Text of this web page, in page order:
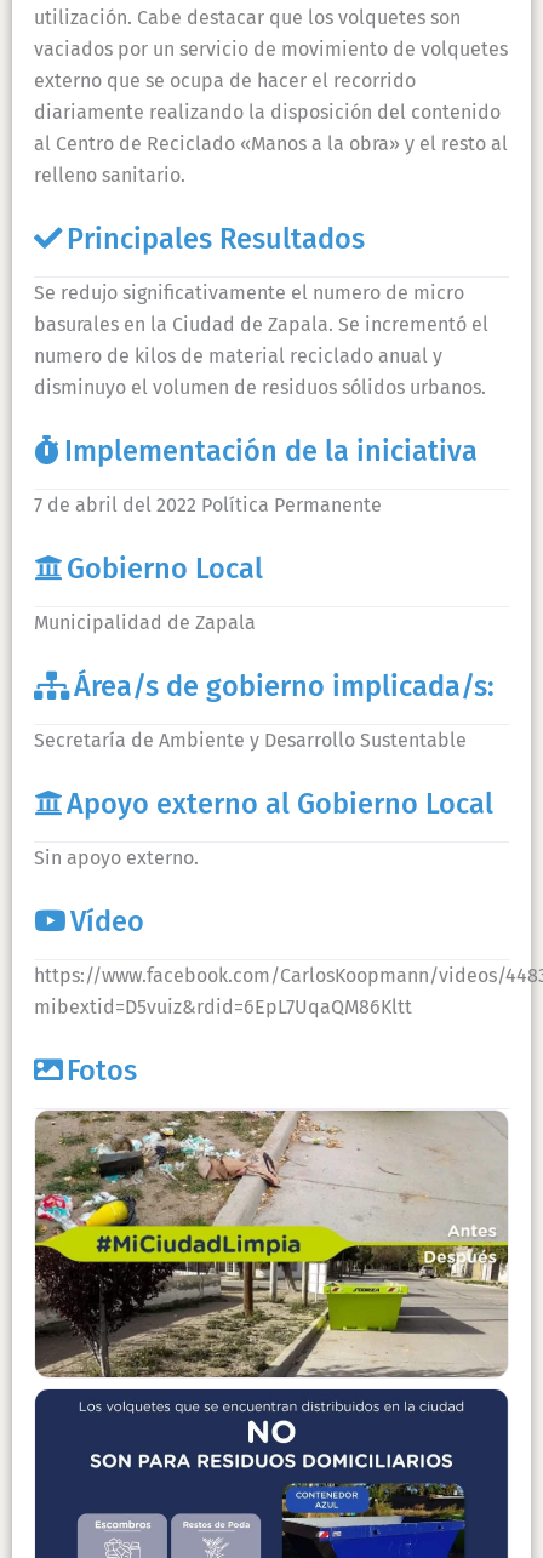
utilización. Cabe destacar que los volquetes son
vaciados por un servicio de movimiento de volquetes
externo que se ocupa de hacer el recorrido
diariamente realizando la disposición del contenido
al Centro de Reciclado «Manos a la obra» y el resto al
relleno sanitario.
Principales Resultados
Se redujo significativamente el numero de micro
basurales en la Ciudad de Zapala. Se incrementó el
numero de kilos de material reciclado anual y
disminuyo el volumen de residuos sólidos urbanos.
Implementación de la iniciativa
7 de abril del 2022 Política Permanente
Gobierno Local
Municipalidad de Zapala
Área/s de gobierno implicada/s:
Secretaría de Ambiente y Desarrollo Sustentable
Apoyo externo al Gobierno Local
Sin apoyo externo.
Vídeo
https://www.facebook.com/CarlosKoopmann/videos/
mibextid=D5vuiz&rdid=6EpL7UqaQM86Kltt
Fotos